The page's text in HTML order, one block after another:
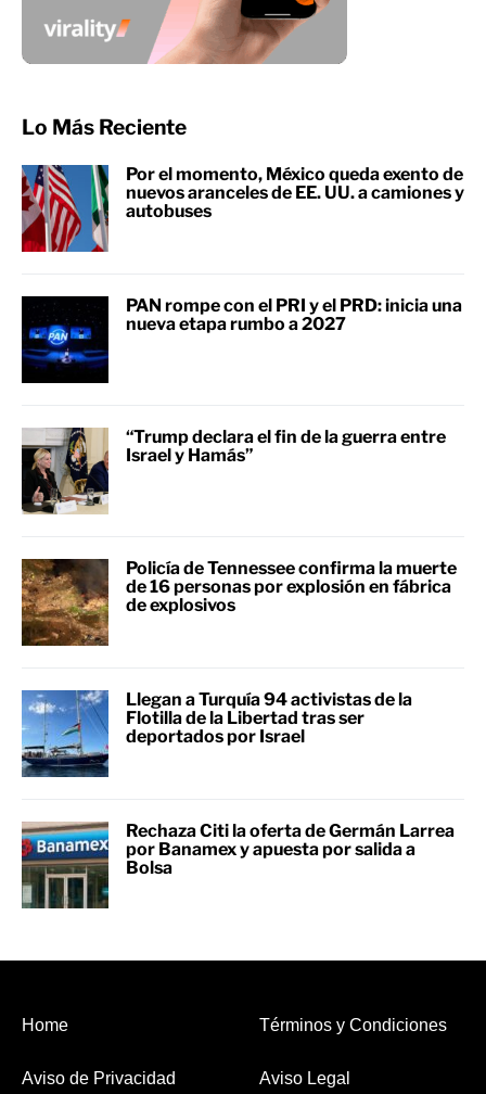
Lo Más Reciente
Por el momento, México queda exento de
nuevos aranceles de EE. UU. a camiones y
autobuses
PAN rompe con el PRI y el PRD: inicia una
nueva etapa rumbo a 2027
“Trump declara el fin de la guerra entre
Israel y Hamás”
Policía de Tennessee confirma la muerte
de 16 personas por explosión en fábrica
de explosivos
Llegan a Turquía 94 activistas de la
Flotilla de la Libertad tras ser
deportados por Israel
Rechaza Citi la oferta de Germán Larrea
por Banamex y apuesta por salida a
Bolsa
Home Términos y Condiciones
Aviso de Privacidad Aviso Legal